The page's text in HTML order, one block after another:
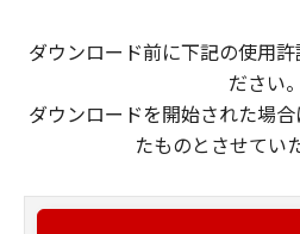
ダウンロード前に下記の使用
ださい。
ダウンロードを開始された場
たものとさせてい